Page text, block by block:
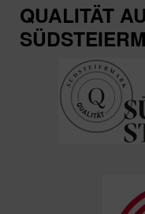
QUALITÄT